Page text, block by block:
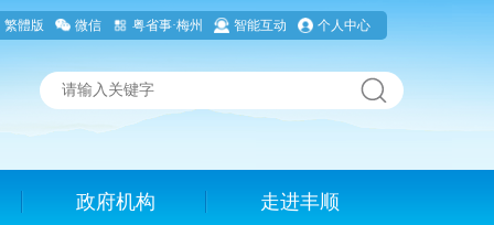
繁體版 微信 粤省事·梅州 智能互动 个人中心
政府机构 走进丰顺